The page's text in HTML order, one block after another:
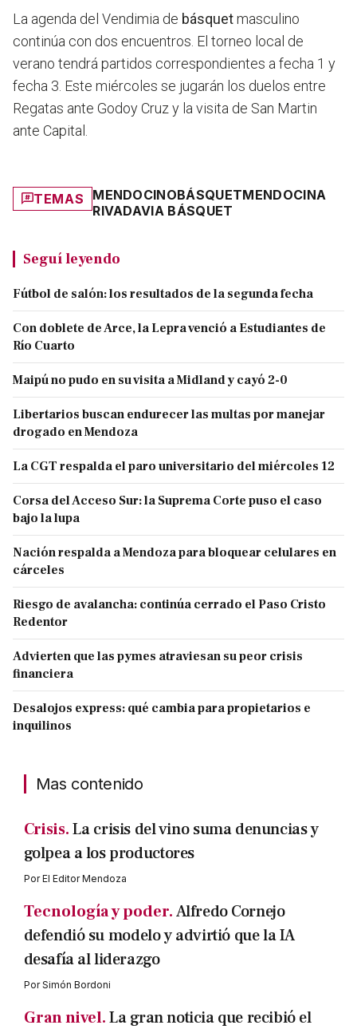
La agenda del Vendimia de básquetmasculino
continúa con dos encuentros. El torneo local de
verano tendrá partidos correspondientes a fecha 1 y
fecha 3. Este miércoles se jugarán los duelos entre
Regatas ante Godoy Cruz y la visita de San Martin
ante Capital.
TEMAS MENDOCINOBÁSQUETMENDOCINA
RIVADAVIA BÁSQUET
Seguí leyendo
Fútbol de salón: los resultados de la segunda fecha
Con doblete de Arce, la Lepra venció a Estudiantes de
Río Cuarto
Maipú no pudo en su visita a Midland y cayó 2-0
Libertarios buscan endurecer las multas por manejar
drogado en Mendoza
La CGT respalda el paro universitario del miércoles 12
Corsa del Acceso Sur: la Suprema Corte puso el caso
bajo la lupa
Nación respalda a Mendoza para bloquear celulares en
cárceles
Riesgo de avalancha: continúa cerrado el Paso Cristo
Redentor
Advierten que las pymes atraviesan su peor crisis
financiera
Desalojos express: qué cambia para propietarios e
inquilinos
Mas contenido
Crisis.La crisis del vino suma denuncias y
golpea a los productores
PorEl Editor Mendoza
Tecnología y poder.Alfredo Cornejo
defendió su modelo y advirtió que la IA
desafía al liderazgo
PorSimón Bordoni
Gran nivel.La gran noticia que recibió el